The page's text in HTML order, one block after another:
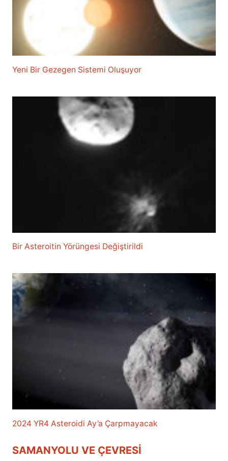
Yeni Bir Gezegen Sistemi Oluşuyor
Bir Asteroitin Yörüngesi Değiştirildi
2024 YR4 Asteroidi Ay’a Çarpmayacak
SAMANYOLU VE ÇEVRESI